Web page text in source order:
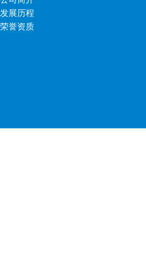
发展历程
荣誉资质